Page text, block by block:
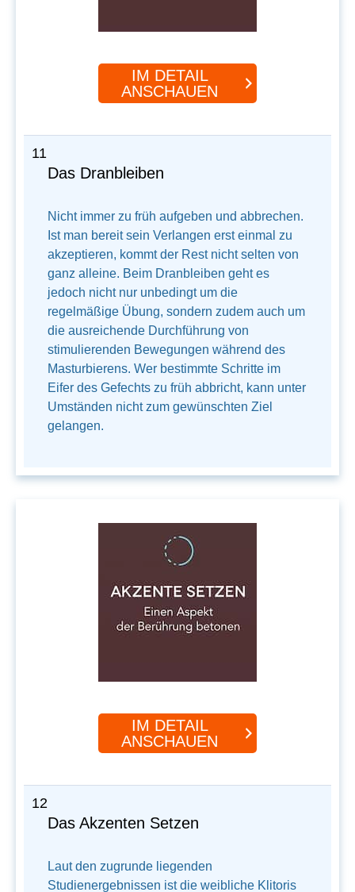
IM DETAIL
ANSCHAUEN
11
Das Dranbleiben
Nicht immer zu früh aufgeben und abbrechen.
Ist man bereit sein Verlangen erst einmal zu
akzeptieren, kommt der Rest nicht selten von
ganz alleine. Beim Dranbleiben geht es
jedoch nicht nur unbedingt um die
regelmäßige Übung, sondern zudem auch um
die ausreichende Durchführung von
stimulierenden Bewegungen während des
Masturbierens. Wer bestimmte Schritte im
Eifer des Gefechts zu früh abbricht, kann unter
Umständen nicht zum gewünschten Ziel
gelangen.
IM DETAIL
ANSCHAUEN
12
Das Akzenten Setzen
Laut den zugrunde liegenden
Studienergebnissen ist die weibliche Klitoris